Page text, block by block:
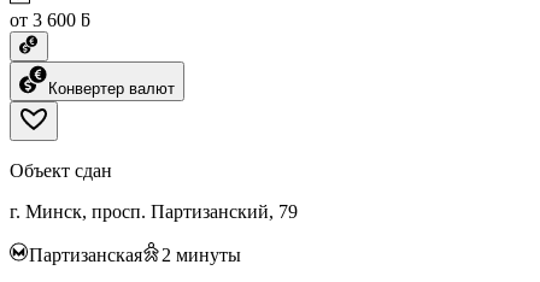
от 3 600 ƃ
Конвертер валют
Объект сдан
г. Минск, просп. Партизанский, 79
Партизанская 2 минуты